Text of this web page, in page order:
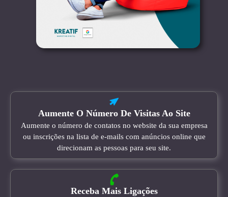
Aumente O Número De Visitas Ao Site
Aumente o número de contatos no website da sua empresa
ou inscrições na lista de e-mails com anúncios online que
direcionam as pessoas para seu site.
Receba Mais Ligações